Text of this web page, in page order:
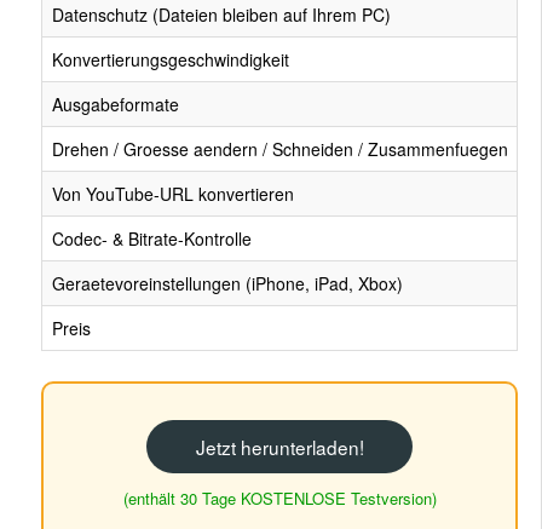
Datenschutz (Dateien bleiben auf Ihrem PC)
Konvertierungsgeschwindigkeit
Ausgabeformate
Drehen / Groesse aendern / Schneiden / Zusammenfuegen
Von YouTube-URL konvertieren
Codec- & Bitrate-Kontrolle
Geraetevoreinstellungen (iPhone, iPad, Xbox)
Preis
Jetzt herunterladen!
(enthält 30 Tage KOSTENLOSE Testversion)